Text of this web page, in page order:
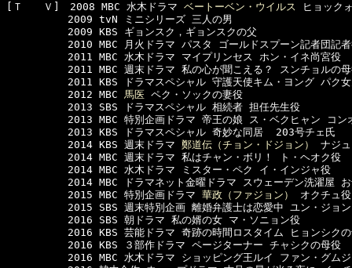
[Ｔ　　Ｖ]　2008 MBC 水木ドラマ ベートーベン・ウイルス ヒョック
2009 tvN ミニシリーズ 三人の男
2009 KBS ギョンスク，ギョンスクの父
2010 MBC 月火ドラマ パスタ ゴールドスプーン記者団記者
2011 MBC 水木ドラマ マイプリンセス ホン・イネ尚宮役
2011 MBC 週末ドラマ 私の心が聞こえる？ スンチョルの母
2011 KBS ドラマスペシャル 守護天使キム・ヨング パク女
2012 MBC 馬医 ペク・ソックの妻役
2013 SBS ドラマスペシャル 相続者 担任先生役
2013 MBC 特別企画ドラマ 帝王の娘 ス・ベクヒャン コン
2013 KBS ドラマスペシャル 奇妙な同居  203号チェ氏
2014 KBS 週末ドラマ 鄭道伝（チョン・ドジョン）
ナジ
2014 MBC 週末ドラマ 私はチャン・ボリ！ ト・ヘオク役
2014 MBC 水木ドラマ ミスター・ペク イ・インジャ役
2014 MBC ドラマネット金曜ドラマ スウェーデン洗濯屋 お
2015 MBC 特別企画ドラマ 華政（ファジョン）
オクチュ役
2015 SBS 週末特別企画 離婚弁護士は恋愛中 ユン・ジョン
2016 SBS 朝ドラマ 私の婿の女 マ・ソニョン役
2016 KBS 芸能ドラマ 奇跡の時間ロスタイム ヒョンシクの母
2016 KBS ３部作ドラマ ページターナー チャシクの母役
2016 MBC 水木ドラマ ショッピング王ルイ ファン・グムジ